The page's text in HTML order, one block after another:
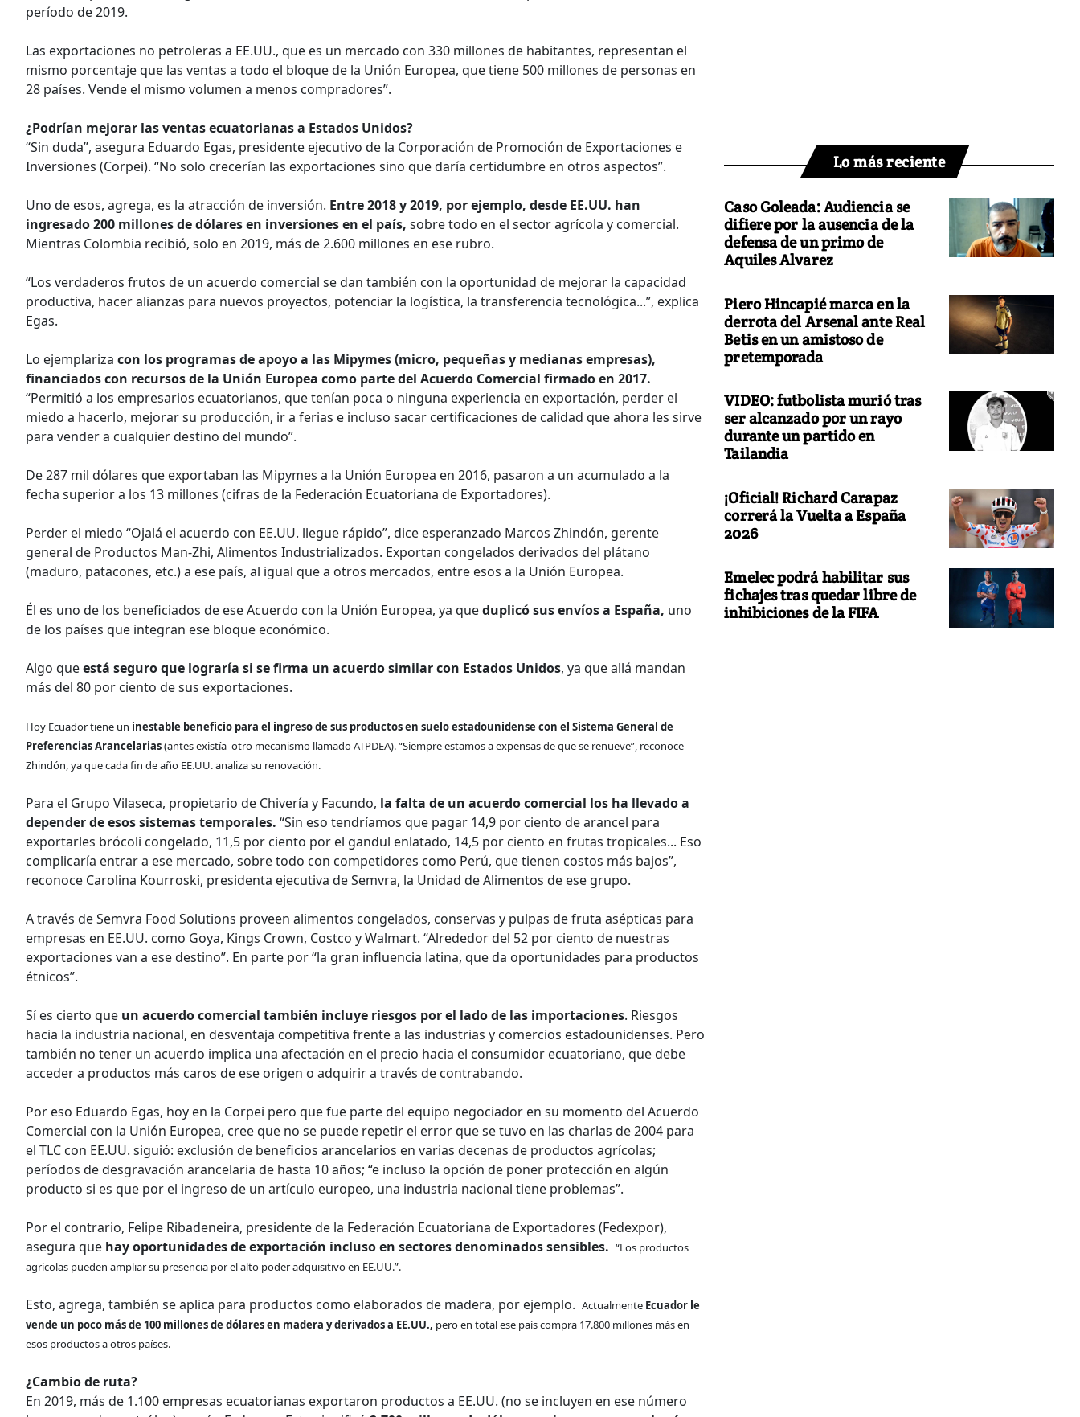
período de 2019.
Las exportaciones no petroleras a EE.UU., que es un mercado con 330 millones de habitantes, representan el
mismo porcentaje que las ventas a todo el bloque de la Unión Europea, que tiene 500 millones de personas en
28 países. Vende el mismo volumen a menos compradores”.
¿Podrían mejorar las ventas ecuatorianas a Estados Unidos?
“Sin duda”, asegura Eduardo Egas, presidente ejecutivo de la Corporación de Promoción de Exportaciones e
Inversiones (Corpei). “No solo crecerían las exportaciones sino que daría certidumbre en otros aspectos”.
Uno de esos, agrega, es la atracción de inversión. Entre 2018 y 2019, por ejemplo, desde EE.UU. han
ingresado 200 millones de dólares en inversiones en el país, sobre todo en el sector agrícola y comercial.
Mientras Colombia recibió, solo en 2019, más de 2.600 millones en ese rubro.
“Los verdaderos frutos de un acuerdo comercial se dan también con la oportunidad de mejorar la capacidad
productiva, hacer alianzas para nuevos proyectos, potenciar la logística, la transferencia tecnológica...”, explica
Egas.
Lo ejemplariza con los programas de apoyo a las Mipymes (micro, pequeñas y medianas empresas),
financiados con recursos de la Unión Europea como parte del Acuerdo Comercial firmado en 2017.
“Permitió a los empresarios ecuatorianos, que tenían poca o ninguna experiencia en exportación, perder el
miedo a hacerlo, mejorar su producción, ir a ferias e incluso sacar certificaciones de calidad que ahora les sirve
para vender a cualquier destino del mundo”.
De 287 mil dólares que exportaban las Mipymes a la Unión Europea en 2016, pasaron a un acumulado a la
fecha superior a los 13 millones (cifras de la Federación Ecuatoriana de Exportadores).
Perder el miedo “Ojalá el acuerdo con EE.UU. llegue rápido”, dice esperanzado Marcos Zhindón, gerente
general de Productos Man-Zhi, Alimentos Industrializados. Exportan congelados derivados del plátano
(maduro, patacones, etc.) a ese país, al igual que a otros mercados, entre esos a la Unión Europea.
Él es uno de los beneficiados de ese Acuerdo con la Unión Europea, ya queduplicó sus envíos a España, uno
de los países que integran ese bloque económico.
Algo queestá seguro que lograría si se firma un acuerdo similar con Estados Unidos, ya que allá mandan
más del 80 por ciento de sus exportaciones.
Hoy Ecuador tiene un inestable beneficio para el ingreso de sus productos en suelo estadounidense con el Sistema General de
Preferencias Arancelarias(antes existía otro mecanismo llamado ATPDEA). “Siempre estamos a expensas de que se renueve”, reconoce
Zhindón, ya que cada fin de año EE.UU. analiza su renovación.
Para el Grupo Vilaseca, propietario de Chivería y Facundo, la falta de un acuerdo comercial los ha llevado a
depender de esos sistemas temporales. “Sin eso tendríamos que pagar 14,9 por ciento de arancel para
exportarles brócoli congelado, 11,5 por ciento por el gandul enlatado, 14,5 por ciento en frutas tropicales... Eso
complicaría entrar a ese mercado, sobre todo con competidores como Perú, que tienen costos más bajos”,
reconoce Carolina Kourroski, presidenta ejecutiva de Semvra, la Unidad de Alimentos de ese grupo.
A través de Semvra Food Solutions proveen alimentos congelados, conservas y pulpas de fruta asépticas para
empresas en EE.UU. como Goya, Kings Crown, Costco y Walmart. “Alrededor del 52 por ciento de nuestras
exportaciones van a ese destino”. En parte por “la gran influencia latina, que da oportunidades para productos
étnicos”.
Sí es cierto que un acuerdo comercial también incluye riesgos por el lado de las importaciones. Riesgos
hacia la industria nacional, en desventaja competitiva frente a las industrias y comercios estadounidenses. Pero
también no tener un acuerdo implica una afectación en el precio hacia el consumidor ecuatoriano, que debe
acceder a productos más caros de ese origen o adquirir a través de contrabando.
Por eso Eduardo Egas, hoy en la Corpei pero que fue parte del equipo negociador en su momento del Acuerdo
Comercial con la Unión Europea, cree que no se puede repetir el error que se tuvo en las charlas de 2004 para
el TLC con EE.UU. siguió: exclusión de beneficios arancelarios en varias decenas de productos agrícolas;
períodos de desgravación arancelaria de hasta 10 años; “e incluso la opción de poner protección en algún
producto si es que por el ingreso de un artículo europeo, una industria nacional tiene problemas”.
Por el contrario, Felipe Ribadeneira, presidente de la Federación Ecuatoriana de Exportadores (Fedexpor),
asegura que hay oportunidades de exportación incluso en sectores denominados sensibles. “Los productos
agrícolas pueden ampliar su presencia por el alto poder adquisitivo en EE.UU.”.
Esto, agrega, también se aplica para productos como elaborados de madera, por ejemplo. Actualmente Ecuador le
vende un poco más de 100 millones de dólares en madera y derivados a EE.UU., pero en total ese país compra 17.800 millones más en
esos productos a otros países.
¿Cambio de ruta?
En 2019, más de 1.100 empresas ecuatorianas exportaron productos a EE.UU. (no se incluyen en ese número
Lo más reciente
Caso Goleada: Audiencia se
difiere por la ausencia de la
defensa de un primo de
Aquiles Alvarez
Piero Hincapié marca en la
derrota del Arsenal ante Real
Betis en un amistoso de
pretemporada
VIDEO: futbolista murió tras
ser alcanzado por un rayo
durante un partido en
Tailandia
¡Oficial! Richard Carapaz
correrá la Vuelta a España
2026
Emelec podrá habilitar sus
fichajes tras quedar libre de
inhibiciones de la FIFA